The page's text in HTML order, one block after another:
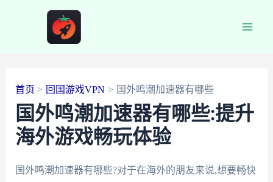
首页 回国游戏VPN 国外鸣潮加速器有哪些
国外鸣潮加速器有哪些:提升
海外游戏畅玩体验
国外鸣潮加速器有哪些?对于在海外的朋友来说,想要畅快